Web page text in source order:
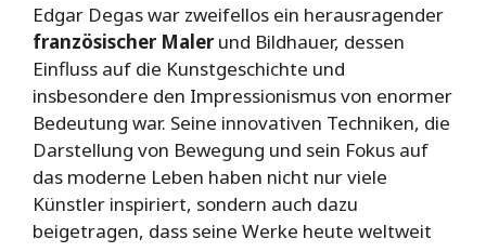
Edgar Degas war zweifellos ein herausragender
französischer Malerund Bildhauer, dessen
Einfluss auf die Kunstgeschichte und
insbesondere den Impressionismus von enormer
Bedeutung war. Seine innovativen Techniken, die
Darstellung von Bewegung und sein Fokus auf
das moderne Leben haben nicht nur viele
Künstler inspiriert, sondern auch dazu
beigetragen, dass seine Werke heute weltweit